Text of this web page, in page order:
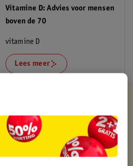
Vitamine D: Advies voor mensen
boven de 70
vitamine D
Lees meer
voordelig
uur besteld, volgende dag in huis
50.00